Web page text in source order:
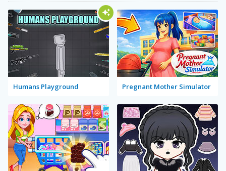
Humans Playground Pregnant Mother Simulator